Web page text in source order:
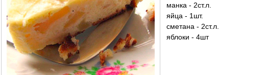
манка - 2ст.л.
яйца - 1шт.
сметана - 2ст.л.
яблоки - 4шт